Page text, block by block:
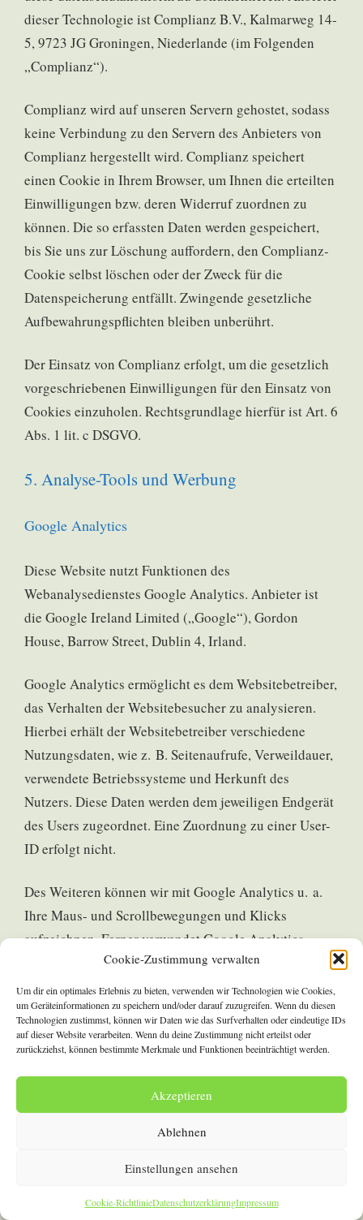
Cookie-Zustimmung verwalten
Um dir ein optimales Erlebnis zu bieten, verwenden wir Technologien wie Cookies,
um Geräteinformationen zu speichern und/oder darauf zuzugreifen. Wenn du diesen
Technologien zustimmst, können wir Daten wie das Surfverhalten oder eindeutige IDs
auf dieser Website verarbeiten. Wenn du deine Zustimmung nicht erteilst oder
zurückziehst, können bestimmte Merkmale und Funktionen beeinträchtigt werden.
Akzeptieren
Ablehnen
Einstellungen ansehen
Cookie-RichtlinieDatenschutzerklärungImpressum
dieser Technologie ist Complianz B.V., Kalmarweg 14-
5, 9723 JG Groningen, Niederlande (im Folgenden
„Complianz“).
Complianz wird auf unseren Servern gehostet, sodass
keine Verbindung zu den Servern des Anbieters von
Complianz hergestellt wird. Complianz speichert
einen Cookie in Ihrem Browser, um Ihnen die erteilten
Einwilligungen bzw. deren Widerruf zuordnen zu
können. Die so erfassten Daten werden gespeichert,
bis Sie uns zur Löschung auffordern, den Complianz-
Cookie selbst löschen oder der Zweck für die
Datenspeicherung entfällt. Zwingende gesetzliche
Aufbewahrungspflichten bleiben unberührt.
Der Einsatz von Complianz erfolgt, um die gesetzlich
vorgeschriebenen Einwilligungen für den Einsatz von
Cookies einzuholen. Rechtsgrundlage hierfür ist Art. 6
Abs. 1 lit. c DSGVO.
5. Analyse-Tools und Werbung
Google Analytics
Diese Website nutzt Funktionen des
Webanalysedienstes Google Analytics. Anbieter ist
die Google Ireland Limited („Google“), Gordon
House, Barrow Street, Dublin 4, Irland.
Google Analytics ermöglicht es dem Websitebetreiber,
das Verhalten der Websitebesucher zu analysieren.
Hierbei erhält der Websitebetreiber verschiedene
Nutzungsdaten, wie z. B. Seitenaufrufe, Verweildauer,
verwendete Betriebssysteme und Herkunft des
Nutzers. Diese Daten werden dem jeweiligen Endgerät
des Users zugeordnet. Eine Zuordnung zu einer User-
ID erfolgt nicht.
Des Weiteren können wir mit Google Analytics u. a.
Ihre Maus- und Scrollbewegungen und Klicks
aufzeichnen. Ferner verwendet Google Analytics
verschiedene Modellierungsansätze, um die erfassten
Datensätze zu ergänzen und setzt Machine-Learning-
Technologien bei der Datenanalyse ein.
Google Analytics verwendet Technologien, die die
Wiedererkennung des Nutzers zum Zwecke der
Analyse des Nutzerverhaltens ermöglichen (z. B.
Website werden in der Regel an einen Server von